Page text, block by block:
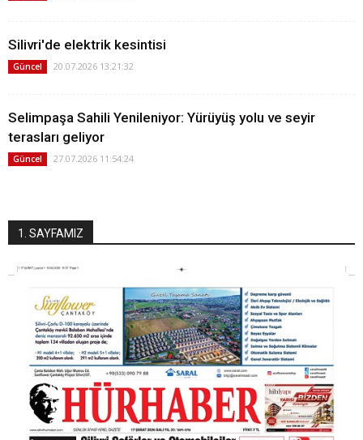
Silivri'de elektrik kesintisi
Güncel 20.07.2026 13:21:32
Selimpaşa Sahili Yenileniyor: Yürüyüş yolu ve seyir
terasları geliyor
Güncel 27.07.2026 11:54:24
1. SAYFAMIZ